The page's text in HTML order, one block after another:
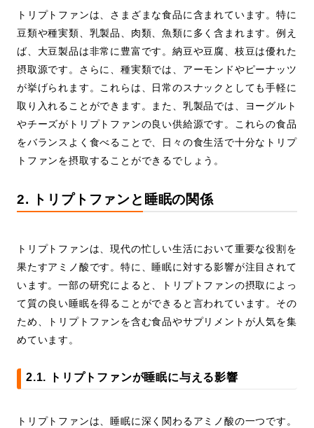
トリプトファンは、さまざまな食品に含まれています。特に
豆類や種実類、乳製品、肉類、魚類に多く含まれます。例え
ば、大豆製品は非常に豊富です。納豆や豆腐、枝豆は優れた
摂取源です。さらに、種実類では、アーモンドやピーナッツ
が挙げられます。これらは、日常のスナックとしても手軽に
取り入れることができます。また、乳製品では、ヨーグルト
やチーズがトリプトファンの良い供給源です。これらの食品
をバランスよく食べることで、日々の食生活で十分なトリプ
トファンを摂取することができるでしょう。
2. トリプトファンと睡眠の関係
トリプトファンは、現代の忙しい生活において重要な役割を
果たすアミノ酸です。特に、睡眠に対する影響が注目されて
います。一部の研究によると、トリプトファンの摂取によっ
て質の良い睡眠を得ることができると言われています。その
ため、トリプトファンを含む食品やサプリメントが人気を集
めています。
2.1. トリプトファンが睡眠に与える影響
トリプトファンは、睡眠に深く関わるアミノ酸の一つです。